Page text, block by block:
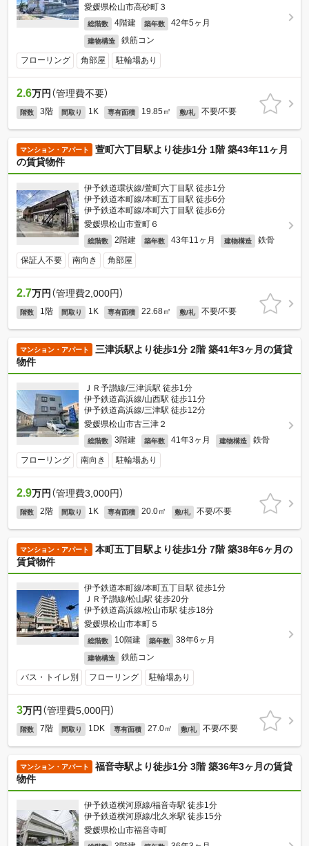
愛媛県松山市高砂町３
総階数 4階建 築年数 42年5ヶ月
建物構造 鉄筋コン
フローリング 角部屋 駐輪場あり
2.6万円 （管理費不要）
階数 3階 間取り 1K 専有面積 19.85㎡ 敷/礼 不要/不要
マンション・アパート
萱町六丁目駅より徒歩1分 1階 築43年11ヶ月
の賃貸物件
伊予鉄道環状線/萱町六丁目駅 徒歩1分
伊予鉄道本町線/本町五丁目駅 徒歩6分
伊予鉄道本町線/本町六丁目駅 徒歩6分
愛媛県松山市萱町６
総階数 2階建 築年数 43年11ヶ月 建物構造 鉄骨
保証人不要 南向き 角部屋
2.7万円 （管理費2,000円）
階数 1階 間取り 1K 専有面積 22.68㎡ 敷/礼 不要/不要
マンション・アパート
三津浜駅より徒歩1分 2階 築41年3ヶ月の賃貸
物件
ＪＲ予讃線/三津浜駅 徒歩1分
伊予鉄道高浜線/山西駅 徒歩11分
伊予鉄道高浜線/三津駅 徒歩12分
愛媛県松山市古三津２
総階数 3階建 築年数 41年3ヶ月 建物構造 鉄骨
フローリング 南向き 駐輪場あり
2.9万円 （管理費3,000円）
階数 2階 間取り 1K 専有面積 20.0㎡ 敷/礼 不要/不要
マンション・アパート
本町五丁目駅より徒歩1分 7階 築38年6ヶ月の
賃貸物件
伊予鉄道本町線/本町五丁目駅 徒歩1分
ＪＲ予讃線/松山駅 徒歩20分
伊予鉄道高浜線/松山市駅 徒歩18分
愛媛県松山市本町５
総階数 10階建 築年数 38年6ヶ月
建物構造 鉄筋コン
バス・トイレ別 フローリング 駐輪場あり
3万円 （管理費5,000円）
階数 7階 間取り 1DK 専有面積 27.0㎡ 敷/礼 不要/不要
マンション・アパート
福音寺駅より徒歩1分 3階 築36年3ヶ月の賃貸
物件
伊予鉄道横河原線/福音寺駅 徒歩1分
伊予鉄道横河原線/北久米駅 徒歩15分
愛媛県松山市福音寺町